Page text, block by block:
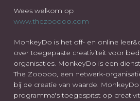
Wees welkom op
www.thezooooo.com
MonkeyDo is het off- en online
over toegepaste creativiteit voor
organisaties. MonkeyDo is een
The Zooooo, een netwerk-
bij de creatie van waarde.
programma's toegespitst op